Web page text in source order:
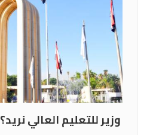
أي وزير للتعليم العالي نريد؟